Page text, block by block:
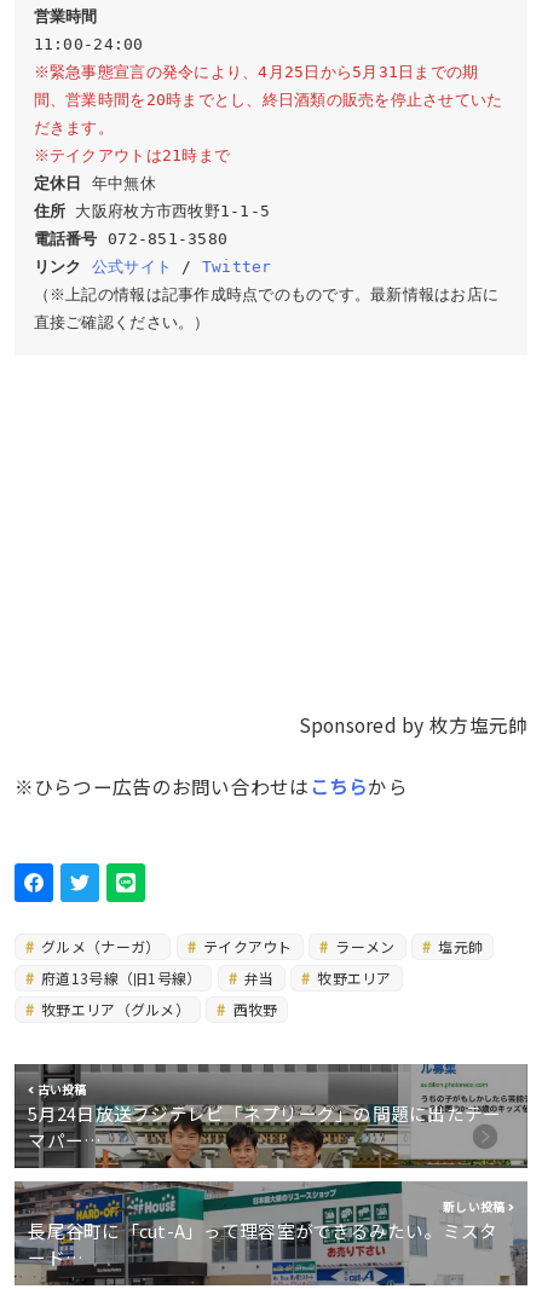
営業時間
※緊急事態宣言の発令により、4月25日から5月31日までの期
間、営業時間を20時までとし、終日酒類の販売を停止させていた
だきます。
※テイクアウトは21時まで
定休日
年中無休
住所
電話番号
リンク
公式サイト / Twitter
（※上記の情報は記事作成時点でのものです。最新情報はお店に
直接ご確認ください。）
Sponsored by 枚方塩元帥
※ひらつー広告のお問い合わせはこちらから
グルメ（ナーガ） テイクアウト ラーメン
塩元帥
府道13号線（旧1号線）
弁当
牧野エリア
牧野エリア（グルメ）
西牧野
古い投稿
5月24日放送フジテレビ「ネプリーグ」の問題に出たテー
マパー…
新しい投稿
長尾谷町に「cut-A」って理容室ができるみたい。ミスタ
ード…